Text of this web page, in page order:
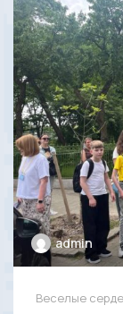
admin
Веселые